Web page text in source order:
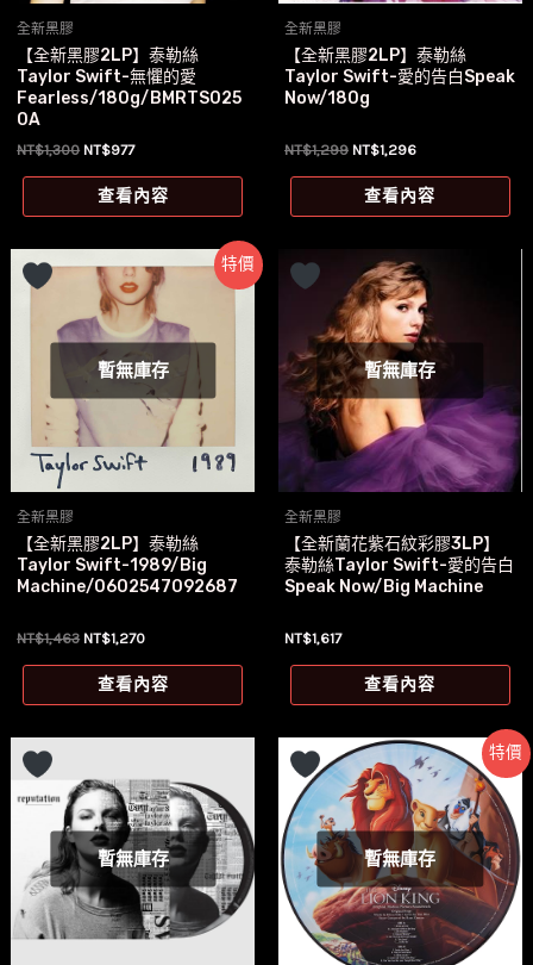
全新黑膠
【全新黑膠2LP】泰勒絲
Taylor Swift-無懼的愛
Fearless/180g/BMRTS025
0A
NT$1,300 原
價
格：
NT$977目
價
格：
查看內容
全新黑膠
【全新黑膠2LP】泰勒絲
Taylor Swift-愛的告白Speak
Now/180g
NT$1,299 原
價
格：
NT$1,296目
價
格：
查看內容
特價
暫無庫存
全新黑膠
【全新黑膠2LP】泰勒絲
Taylor Swift-1989/Big
Machine/0602547092687
NT$1,463 原
價
格：
NT$1,270目
價
格：
查看內容
暫無庫存
全新黑膠
【全新蘭花紫石紋彩膠3LP】
泰勒絲Taylor Swift-愛的告白
Speak Now/Big Machine
NT$1,617
查看內容
暫無庫存
特價
暫無庫存